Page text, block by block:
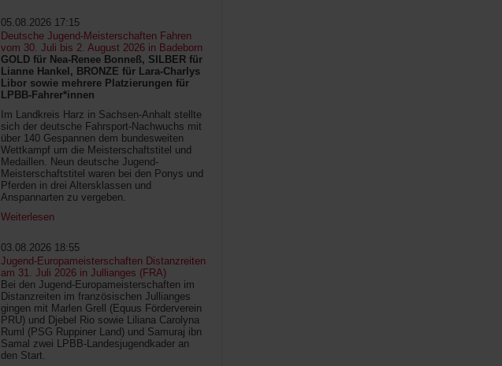
05.08.2026 17:15
Deutsche Jugend-Meisterschaften Fahren
vom 30. Juli bis 2. August 2026 in Badeborn
GOLD für Nea-Renee Bonneß, SILBER für
Lianne Hankel, BRONZE für Lara-Charlys
Libor sowie mehrere Platzierungen für
LPBB-Fahrer*innen
Im Landkreis Harz in Sachsen-Anhalt stellte
sich der deutsche Fahrsport-Nachwuchs mit
über 140 Gespannen dem bundesweiten
Wettkampf um die Meisterschaftstitel und
Medaillen. Neun deutsche Jugend-
Meisterschaftstitel waren bei den Ponys und
Pferden in drei Altersklassen und
Anspannarten zu vergeben.
Weiterlesen
03.08.2026 18:55
Jugend-Europameisterschaften Distanzreiten
am 31. Juli 2026 in Jullianges (FRA)
Bei den Jugend-Europameisterschaften im
Distanzreiten im französischen Jullianges
gingen mit Marlen Grell (Equus Förderverein
PRU) und Djebel Rio sowie Liliana Carolyna
Ruml (PSG Ruppiner Land) und Samuraj ibn
Samal zwei LPBB-Landesjugendkader an
den Start.